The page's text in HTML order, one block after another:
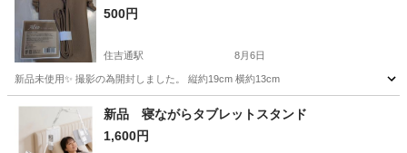
500円
住吉通駅 8月6日
新品未使用✨ 撮影の為開封しました。 縦約19cm 横約13cm
高知 南国市 住吉通駅 携帯アクセサリー
新品 寝ながらタブレットスタンド
1,600円